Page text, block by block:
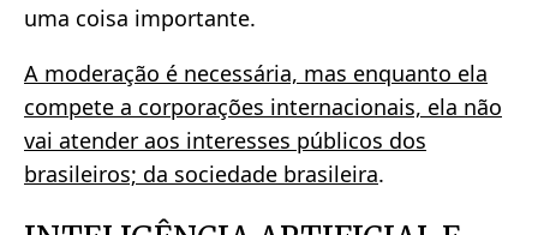
uma coisa importante.
A moderação é necessária, mas enquanto ela
compete a corporações internacionais, ela não
vai atender aos interesses públicos dos
brasileiros; da sociedade brasileira.